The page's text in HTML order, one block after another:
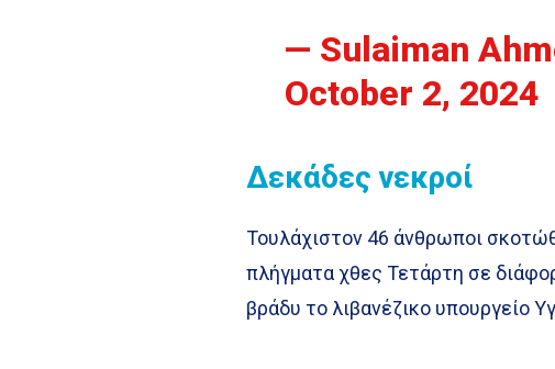
— Sulaiman
October 2, 2024
Δεκάδες νεκροί
Τουλάχιστον 46 άνθρωποι
πλήγματα χθες Τετάρτη σε
βράδυ το λιβανέζικο υπουργείο